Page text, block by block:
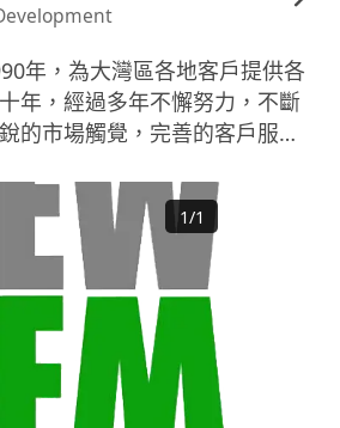
年，為大灣區各地客戶提供各
年，經過多年不懈努力，不斷
的市場觸覺，完善的客戶服
共融, 專業創新” 的理念，廣獲
並提供最優質，貼身，專業可
房地產開發商超過十個項目。
現正營運超過100份服務合約及
及餐飲客戶，為他們提供各式
正聘用前線至高級管理層逾四
區服務各大企業。
1/1